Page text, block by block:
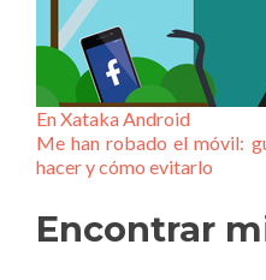
En Xataka Android
Me han robado el móvil:
hacer y cómo evitarlo
Encontrar